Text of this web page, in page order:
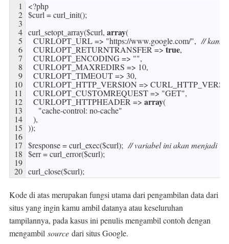
1
2
3
4
5
6
7
8
9
10
11
12
13
14
15
16
17
18
19
20
<?php
$curl =curl_init();
curl_setopt_array($curl, array(
CURLOPT_URL=> "https://www.google.com/", // kamu
CURLOPT_RETURNTRANSFER=> true,
CURLOPT_ENCODING=> "",
CURLOPT_MAXREDIRS => 10,
CURLOPT_TIMEOUT=> 30,
CURLOPT_HTTP_VERSION =>
CURLOPT_CUSTOMREQUEST=> "GET",
CURLOPT_HTTPHEADER => array(
"cache-control: no-cache"
),
));
$response=curl_exec($curl); // variabel ini akan menjadi
$err=curl_error($curl);
curl_close($curl);
Kode di atas merupakan fungsi utama dari pengambilan data dari
situs yang ingin kamu ambil datanya atau keseluruhan
tampilannya, pada kasus ini penulis mengambil contoh dengan
mengambil source dari situs Google.